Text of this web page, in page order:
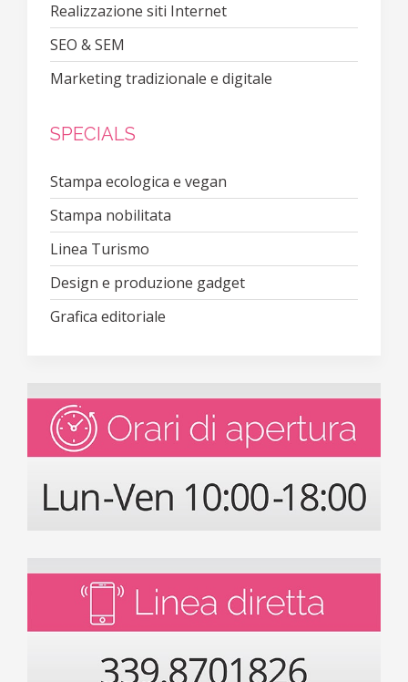
Realizzazione siti Internet
SEO & SEM
Marketing tradizionale e digitale
SPECIALS
Stampa ecologica e vegan
Stampa nobilitata
Linea Turismo
Design e produzione gadget
Grafica editoriale